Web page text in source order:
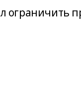
ограничить